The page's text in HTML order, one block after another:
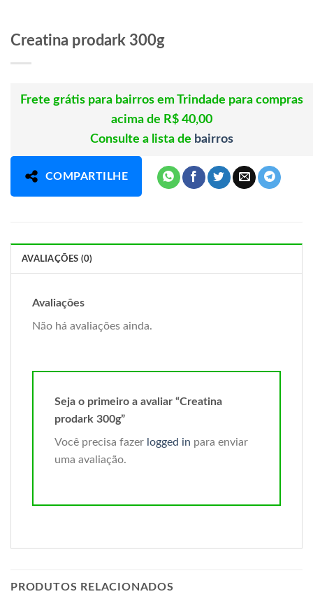
Creatina prodark 300g
Frete grátis para bairros em Trindade para compras
acima de R$ 40,00
Consulte a lista de bairros
COMPARTILHE
AVALIAÇÕES (0)
Avaliações
Não há avaliações ainda.
Seja o primeiro a avaliar “Creatina
prodark 300g”
Você precisa fazer logged in para enviar
uma avaliação.
PRODUTOS RELACIONADOS